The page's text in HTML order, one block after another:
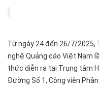
Từ ngày 24 đến 26/7/2025,
nghệ Quảng cáo Việt Nam
thức diễn ra tại Trung tâm
Đường Số 1, Công viên